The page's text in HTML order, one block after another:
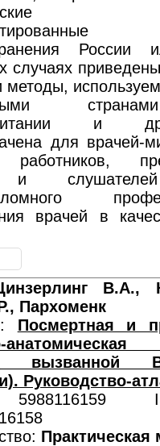
случаях
методы,
и
для врачей-
работников,
врачей в
В.А.,
Пархоменк
Посмертная и
анатомическая
вызванной
Руководство-
Практическая